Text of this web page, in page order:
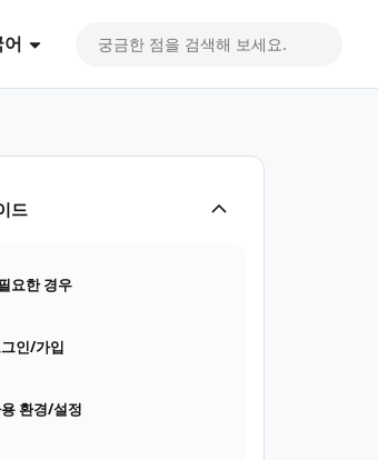
드
요한 경우
인/가입
환경/설정